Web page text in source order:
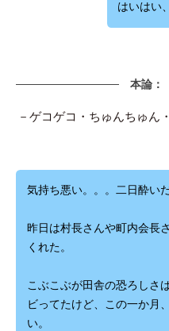
はいはい
本論：
－ゲコゲコ・ちゅんちゅん
気持ち悪い。。。二日酔い
昨日は村長さんや町内会長
くれた。
こぶこぶが田舎の恐ろしさ
ビってたけど、この一か月
い。